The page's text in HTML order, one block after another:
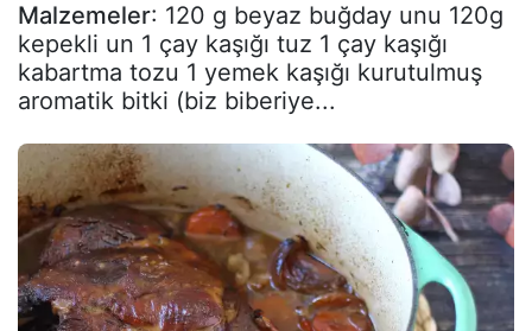
Malzemeler: 120 g beyaz buğday unu 120g
kepekli un 1 çay kaşığı tuz 1 çay kaşığı
kabartma tozu 1 yemek kaşığı kurutulmuş
aromatik bitki (biz biberiye...